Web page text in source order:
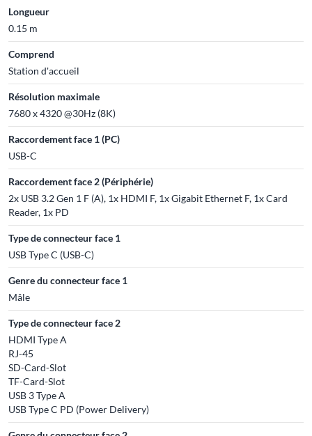
Longueur
0.15 m
Comprend
Station d'accueil
Résolution maximale
7680 x 4320 @30Hz (8K)
Raccordement face 1 (PC)
USB-C
Raccordement face 2 (Périphérie)
2x USB 3.2 Gen 1 F (A), 1x HDMI F, 1x Gigabit Ethernet F, 1x Card
Reader, 1x PD
Type de connecteur face 1
USB Type C (USB-C)
Genre du connecteur face 1
Mâle
Type de connecteur face 2
HDMI Type A
RJ-45
SD-Card-Slot
TF-Card-Slot
USB 3 Type A
USB Type C PD (Power Delivery)